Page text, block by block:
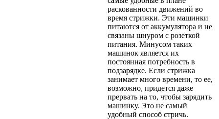
раскованности движений во
время стрижки. Эти машинки
питаются от аккумулятора и не
связаны шнуром с розеткой
питания. Минусом таких
машинок является их
постоянная потребность в
подзарядке. Если стрижка
занимает много времени, то ее,
возможно, придется даже
прервать на то, чтобы зарядить
машинку. Это не самый
удобный способ стричь.